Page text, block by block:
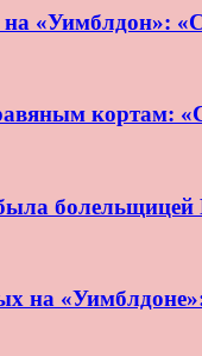
«Уимблдон»:
кортам:
болельщицей
на